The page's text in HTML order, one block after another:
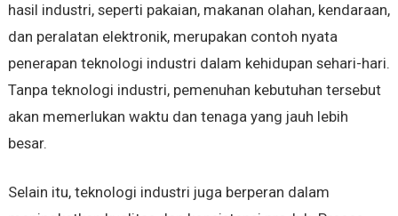
hasil industri, seperti pakaian, makanan olahan, kendaraan,
dan peralatan elektronik, merupakan contoh nyata
penerapan teknologi industri dalam kehidupan sehari-hari.
Tanpa teknologi industri, pemenuhan kebutuhan tersebut
akan memerlukan waktu dan tenaga yang jauh lebih
besar.
Selain itu, teknologi industri juga berperan dalam